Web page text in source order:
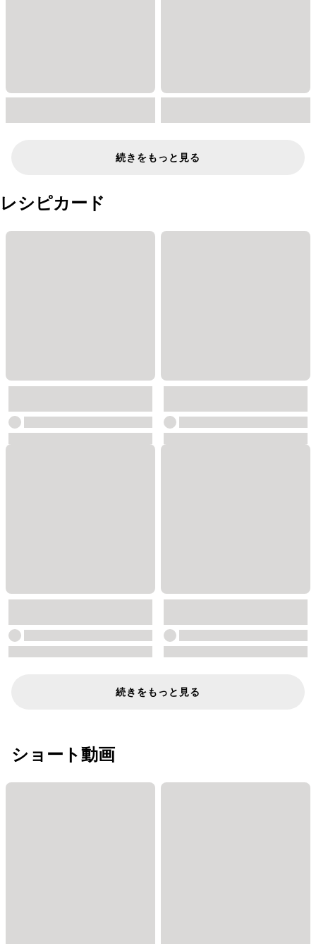
続きをもっと見る
レシピカード
続きをもっと見る
ショート動画